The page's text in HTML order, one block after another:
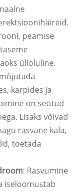
peamise
ülioluline.
karpides ja
on seotud
Lisaks võivad
rasvane kala,
toetada
: Rasvumine
iseloomustab